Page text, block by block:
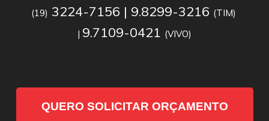
(19) 3224-7156 | 9.8299-3216 (TIM)
| 9.7109-0421 (VIVO)
QUERO SOLICITAR ORÇAMENTO